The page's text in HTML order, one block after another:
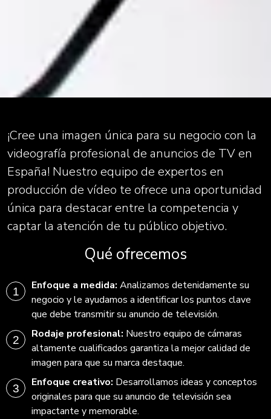
¡Cree una imagen única para su negocio con la
videografía profesional de anuncios de TV en
España! Nuestro equipo de expertos en
producción de vídeo te ofrece una oportunidad
única para destacar entre la competencia y
captar la atención de tu público objetivo.
Qué ofrecemos
Enfoque a medida: Analizamos detenidamente su
negocio y le ayudamos a identificar los puntos clave
que debe transmitir su anuncio de televisión.
Rodaje profesional: Nuestro equipo de cámaras
altamente cualificados garantiza la mejor calidad de
imagen para que su marca destaque.
Enfoque creativo: Desarrollamos ideas y conceptos
originales para que su anuncio de televisión sea
impactante y memorable.